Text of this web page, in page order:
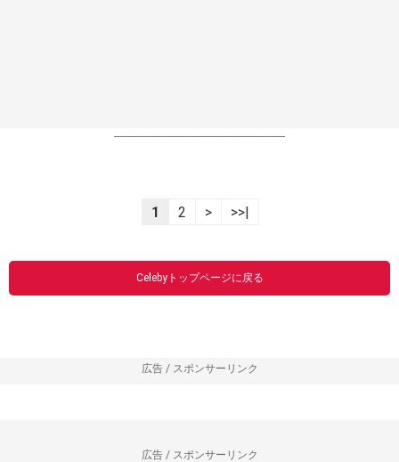
----------------------------------------------------------------
1 2 > >>|
Celebyトップページに戻る
広告 / スポンサーリンク
広告 / スポンサーリンク